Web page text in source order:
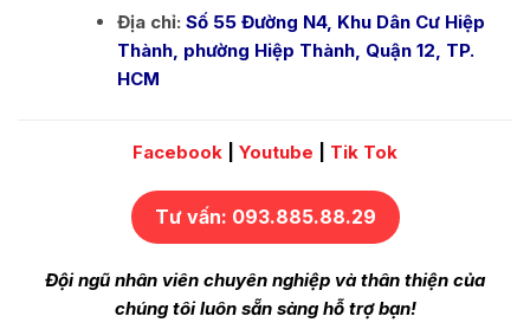
Địa chỉ: Số 55 Đường N4, Khu Dân Cư Hiệp
Thành, phường Hiệp Thành, Quận 12, TP.
HCM
Facebook Youtube Tik Tok
Tư vấn: 093.885.88.29
Đội ngũ nhân viên chuyên nghiệp và thân thiện của
chúng tôi luôn sẵn sàng hỗ trợ bạn!